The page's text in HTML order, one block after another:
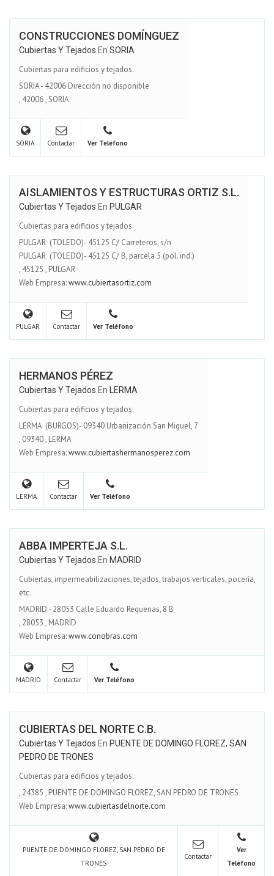
CONSTRUCCIONES DOMÍNGUEZ
Cubiertas Y Tejados En SORIA
Cubiertas para edificios y tejados.
SORIA - 42006 Dirección no disponible
, 42006,SORIA
SORIA Contactar Ver Teléfono
AISLAMIENTOS Y ESTRUCTURAS ORTIZ S.L.
Cubiertas Y Tejados En PULGAR
Cubiertas para edificios y tejados.
PULGAR (TOLEDO)- 45125 C/ Carreteros, s/n
PULGAR (TOLEDO)- 45125 C/ B, parcela 5 (pol. ind.)
, 45125 , PULGAR
Web Empresa:www.cubiertasortiz.com
PULGAR Contactar Ver Teléfono
HERMANOS PÉREZ
Cubiertas Y Tejados En LERMA
Cubiertas para edificios y tejados.
LERMA (BURGOS)- 09340 Urbanización San Miguel, 7
, 09340, LERMA
Web Empresa:www.cubiertashermanosperez.com
LERMA Contactar Ver Teléfono
ABBA IMPERTEJA S.L.
Cubiertas Y Tejados En MADRID
Cubiertas, impermeabilizaciones, tejados, trabajos verticales, pocería,
etc.
MADRID - 28053 Calle Eduardo Requenas, 8 B
, 28053 , MADRID
Web Empresa:www.conobras.com
MADRID Contactar Ver Teléfono
CUBIERTAS DEL NORTE C.B.
Cubiertas Y Tejados En PUENTE DE DOMINGO FLOREZ, SAN
PEDRO DE TRONES
Cubiertas para edificios y tejados.
, 24385 , PUENTE DE DOMINGO FLOREZ, SAN PEDRO DE TRONES
Web Empresa:www.cubiertasdelnorte.com
PUENTE DE DOMINGO FLOREZ, SAN PEDRO DE
TRONES
Contactar
Ver
Teléfono